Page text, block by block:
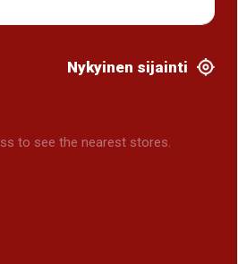
Nykyinen sijainti
to see the nearest stores.